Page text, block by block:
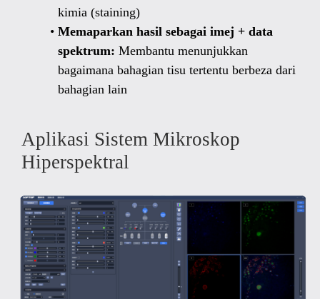
kimia (staining)
Memaparkan hasil sebagai imej + data
spektrum: Membantu menunjukkan
bagaimana bahagian tisu tertentu berbeza dari
bahagian lain
Aplikasi Sistem Mikroskop
Hiperspektral